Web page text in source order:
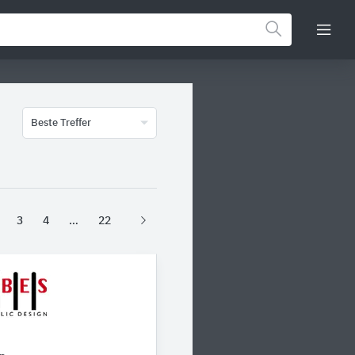
Beste Treffer
3 4 22